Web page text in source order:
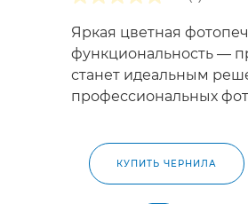
Яркая цветная
функциональность —
станет идеальным
профессиональных
КУПИТЬ ЧЕРНИЛА